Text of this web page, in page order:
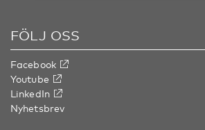
FÖLJ OSS
Facebook
Youtube
LinkedIn
Nyhetsbrev